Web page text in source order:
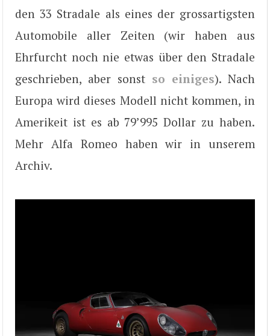
den 33 Stradale als eines der grossartigsten
Automobile aller Zeiten (wir haben aus
Ehrfurcht noch nie etwas über den Stradale
geschrieben, aber sonst so einiges). Nach
Europa wird dieses Modell nicht kommen, in
Amerikeit ist es ab 79’995 Dollar zu haben.
Mehr Alfa Romeo haben wir in unserem
Archiv.